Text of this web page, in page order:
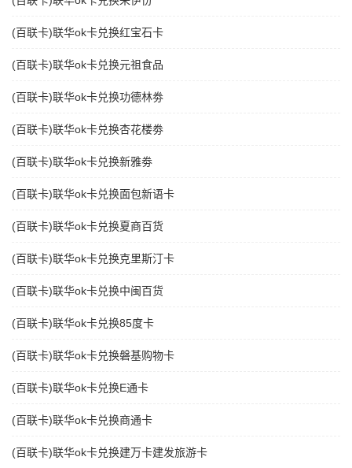
(百联卡)联华ok卡兑换红宝石卡
(百联卡)联华ok卡兑换元祖食品
(百联卡)联华ok卡兑换功德林劵
(百联卡)联华ok卡兑换杏花楼劵
(百联卡)联华ok卡兑换新雅劵
(百联卡)联华ok卡兑换面包新语卡
(百联卡)联华ok卡兑换夏商百货
(百联卡)联华ok卡兑换克里斯汀卡
(百联卡)联华ok卡兑换中闽百货
(百联卡)联华ok卡兑换85度卡
(百联卡)联华ok卡兑换磐基购物卡
(百联卡)联华ok卡兑换E通卡
(百联卡)联华ok卡兑换商通卡
(百联卡)联华ok卡兑换建万卡建发旅游卡